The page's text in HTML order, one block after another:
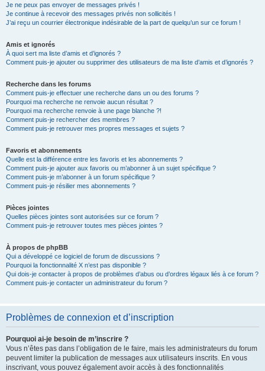
Je ne peux pas envoyer de messages privés !
Je continue à recevoir des messages privés non sollicités !
J’ai reçu un courrier électronique indésirable de la part de quelqu’un sur ce forum !
Amis et ignorés
À quoi sert ma liste d’amis et d’ignorés ?
Comment puis-je ajouter ou supprimer des utilisateurs de ma liste d’amis et d’ignorés ?
Recherche dans les forums
Comment puis-je effectuer une recherche dans un ou des forums ?
Pourquoi ma recherche ne renvoie aucun résultat ?
Pourquoi ma recherche renvoie à une page blanche ?!
Comment puis-je rechercher des membres ?
Comment puis-je retrouver mes propres messages et sujets ?
Favoris et abonnements
Quelle est la différence entre les favoris et les abonnements ?
Comment puis-je ajouter aux favoris ou m’abonner à un sujet spécifique ?
Comment puis-je m’abonner à un forum spécifique ?
Comment puis-je résilier mes abonnements ?
Pièces jointes
Quelles pièces jointes sont autorisées sur ce forum ?
Comment puis-je retrouver toutes mes pièces jointes ?
À propos de phpBB
Qui a développé ce logiciel de forum de discussions ?
Pourquoi la fonctionnalité X n’est pas disponible ?
Qui dois-je contacter à propos de problèmes d’abus ou d’ordres légaux liés à ce forum ?
Comment puis-je contacter un administrateur du forum ?
Problèmes de connexion et d’inscription
Pourquoi ai-je besoin de m’inscrire ?
Vous n’êtes pas dans l’obligation de le faire, mais les administrateurs du forum
peuvent limiter la publication de messages aux utilisateurs inscrits. En vous
inscrivant, vous pouvez également avoir accès à des fonctionnalités